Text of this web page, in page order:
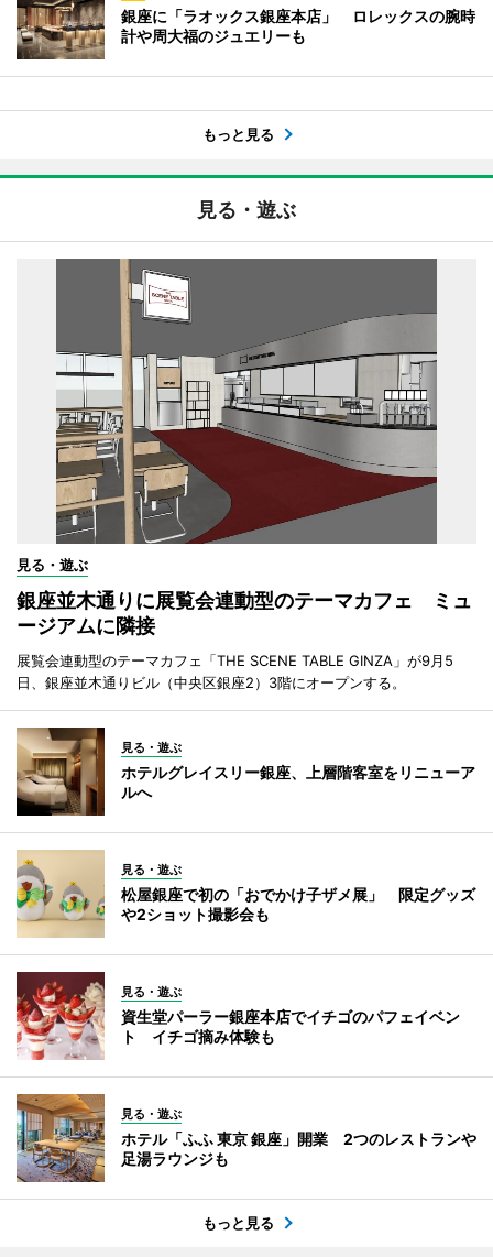
銀座に「ラオックス銀座本店」 ロレックスの腕時
計や周大福のジュエリーも
もっと見る
見る・遊ぶ
見る・遊ぶ
銀座並木通りに展覧会連動型のテーマカフェ ミュ
ージアムに隣接
展覧会連動型のテーマカフェ「THE SCENE TABLE GINZA」が9月5
日、銀座並木通りビル（中央区銀座2）3階にオープンする。
見る・遊ぶ
ホテルグレイスリー銀座、上層階客室をリニューア
ルへ
見る・遊ぶ
松屋銀座で初の「おでかけ子ザメ展」 限定グッズ
や2ショット撮影会も
見る・遊ぶ
資生堂パーラー銀座本店でイチゴのパフェイベン
ト イチゴ摘み体験も
見る・遊ぶ
ホテル「ふふ 東京 銀座」開業 2つのレストランや
足湯ラウンジも
もっと見る